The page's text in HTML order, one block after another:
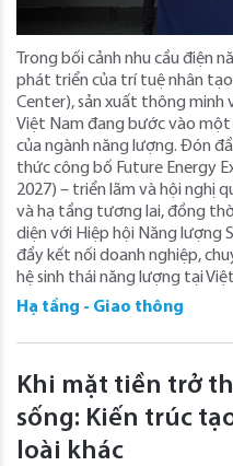
Trong bối cảnh nhu cầu điện
phát triển của trí tuệ nhân
Center), sản xuất thông minh
Việt Nam đang bước vào
của ngành năng lượng. Đón
thức công bố Future Energy
2027) – triển lãm và hội nghị
và hạ tầng tương lai, đồng
diện với Hiệp hội Năng lượng
đẩy kết nối doanh nghiệp,
hệ sinh thái năng lượng tại
Hạ tầng - Giao thông
Khi mặt tiền trở
sống: Kiến trúc
loài khác